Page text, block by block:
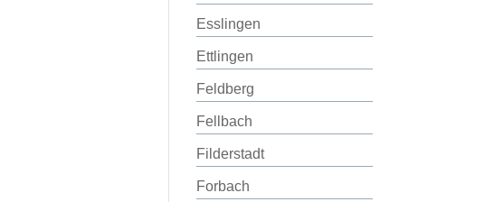
Esslingen
Ettlingen
Feldberg
Fellbach
Filderstadt
Forbach